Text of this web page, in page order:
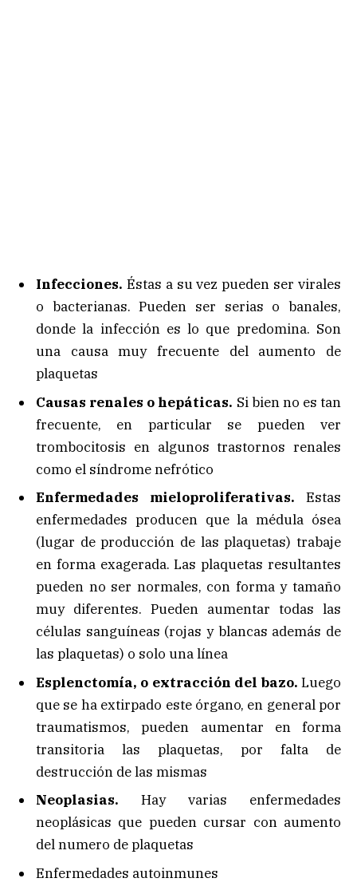
Infecciones. Éstas a su vez pueden ser virales
o bacterianas. Pueden ser serias o banales,
donde la infección es lo que predomina. Son
una causa muy frecuente del aumento de
plaquetas
Causas renales o hepáticas. Si bien no es tan
frecuente, en particular se pueden ver
trombocitosis en algunos trastornos renales
como el síndrome nefrótico
Enfermedades mieloproliferativas. Estas
enfermedades producen que la médula ósea
(lugar de producción de las plaquetas) trabaje
en forma exagerada. Las plaquetas resultantes
pueden no ser normales, con forma y tamaño
muy diferentes. Pueden aumentar todas las
células sanguíneas (rojas y blancas además de
las plaquetas) o solo una línea
Esplenctomía, o extracción del bazo. Luego
que se ha extirpado este órgano, en general por
traumatismos, pueden aumentar en forma
transitoria las plaquetas, por falta de
destrucción de las mismas
Neoplasias. Hay varias enfermedades
neoplásicas que pueden cursar con aumento
del numero de plaquetas
Enfermedades autoinmunes